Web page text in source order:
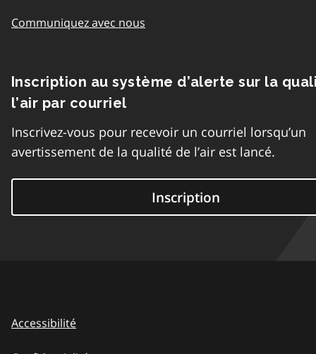
Communiquez avec nous
Inscription au système d’alerte sur la
l’air par courriel
Inscrivez-vous pour recevoir un courriel lorsqu’un
avertissement de la qualité de l’air est lancé.
Inscription
Accessibilité